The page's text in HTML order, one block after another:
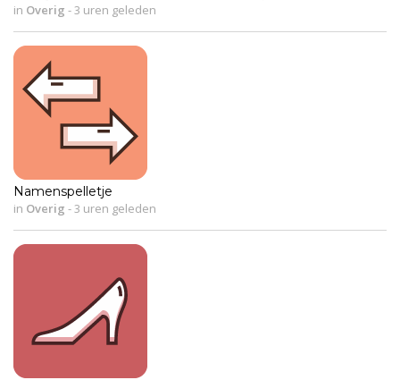
in Overig -3 uren geleden
Namenspelletje
in Overig -3 uren geleden